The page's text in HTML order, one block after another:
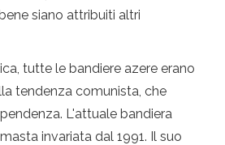
siano attribuiti altri
tutte le bandiere azere erano
tendenza comunista, che
L'attuale bandiera
invariata dal 1991. Il suo